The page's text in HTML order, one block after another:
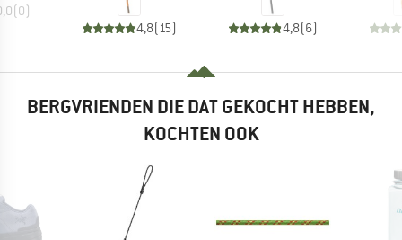
(0)
4,8( 15) 4,8(6)
BERGVRIENDEN DIE DAT GEKOCHT HEBBEN,
KOCHTEN OOK